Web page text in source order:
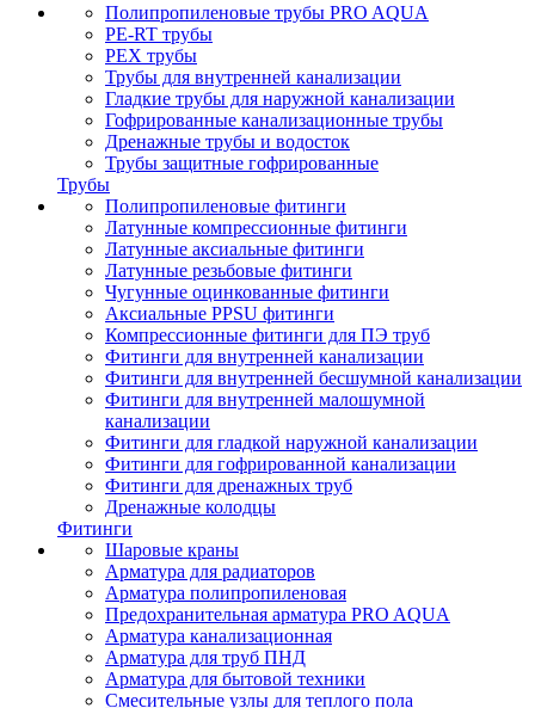
Полипропиленовые трубы PRO AQUA
PE-RT трубы
PEX трубы
Трубы для внутренней канализации
Гладкие трубы для наружной канализации
Гофрированные канализационные трубы
Дренажные трубы и водосток
Трубы защитные гофрированные
Трубы
Полипропиленовые фитинги
Латунные компрессионные фитинги
Латунные аксиальные фитинги
Латунные резьбовые фитинги
Чугунные оцинкованные фитинги
Аксиальные PPSU фитинги
Компрессионные фитинги для ПЭ труб
Фитинги для внутренней канализации
Фитинги для внутренней бесшумной канализации
Фитинги для внутренней малошумной
канализации
Фитинги для гладкой наружной канализации
Фитинги для гофрированной канализации
Фитинги для дренажных труб
Дренажные колодцы
Фитинги
Шаровые краны
Арматура для радиаторов
Арматура полипропиленовая
Предохранительная арматура PRO AQUA
Арматура канализационная
Арматура для труб ПНД
Арматура для бытовой техники
Смесительные узлы для теплого пола